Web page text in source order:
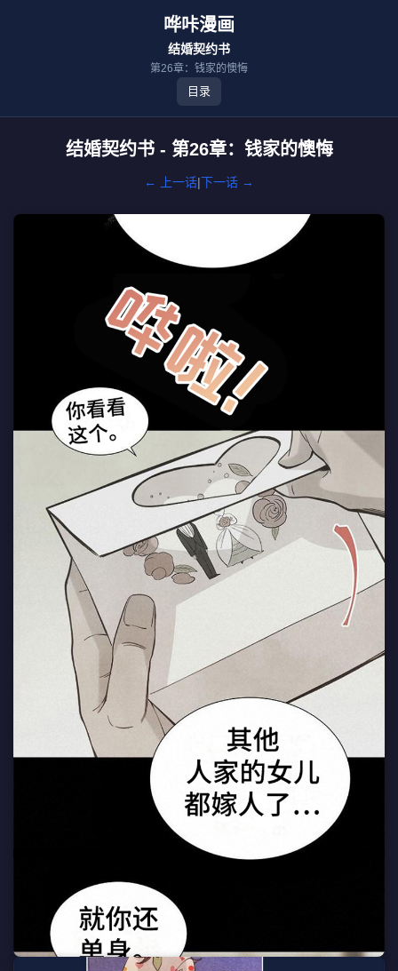
哗咔漫画
结婚契约书
第26章：钱家的懊悔
目录
结婚契约书 - 第26章：钱家的懊悔
← 上一话|下一话 →